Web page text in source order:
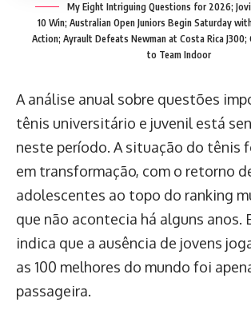
My Eight Intriguing Questions for 2026;
10 Win; Australian Open Juniors Begin Saturday
Action; Ayrault Defeats Newman at Costa Rica J300;
to Team Indoor
A análise anual sobre questões
tênis universitário e juvenil está
neste período. A situação do tênis
em transformação, com o retorno
adolescentes ao topo do ranking
que não acontecia há alguns anos.
indica que a ausência de jovens
as 100 melhores do mundo foi
passageira.